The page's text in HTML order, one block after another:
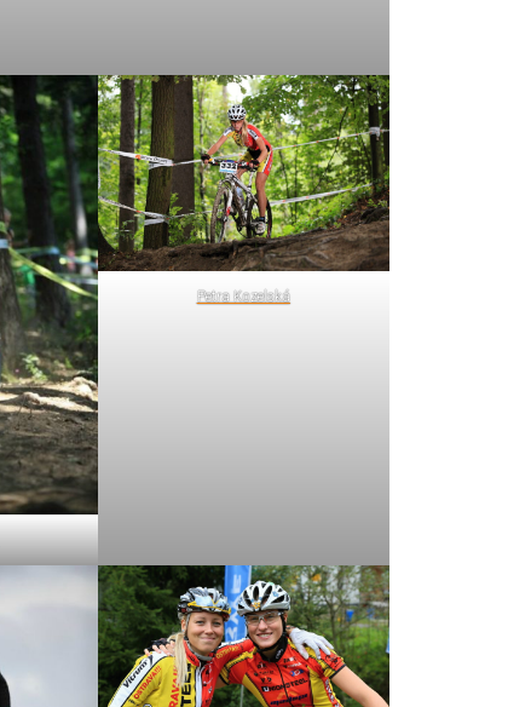
Petra Kozelská